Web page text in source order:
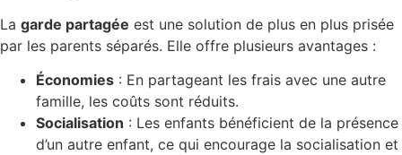
La garde partagée est une solution de plus en plus prisée
par les parents séparés. Elle offre plusieurs avantages :
Économies : En partageant les frais avec une autre
famille, les coûts sont réduits.
Socialisation : Les enfants bénéficient de la présence
d’un autre enfant, ce qui encourage la socialisation et